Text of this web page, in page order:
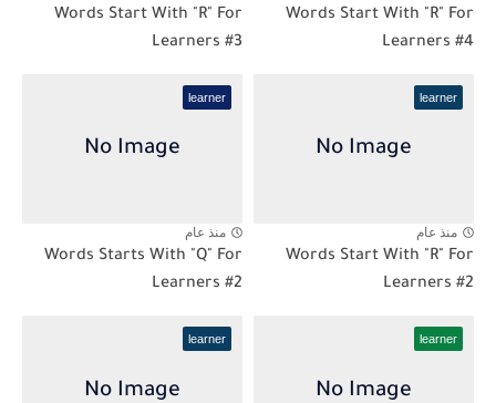
Words Start With "R" For
Learners #4
Words Start With "R" For
Learners #3
learner
منذ عام
Words Start With "R" For
Learners #2
learner
منذ عام
Words Starts With "Q" For
Learners #2
learner
learner